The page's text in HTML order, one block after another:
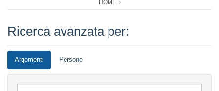
HOME
Ricerca avanzata per:
Argomenti Persone